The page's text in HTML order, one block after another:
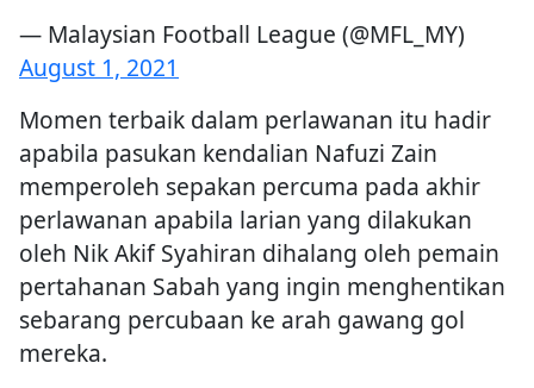
— Malaysian Football League (@MFL_MY)
August 1, 2021
Momen terbaik dalam perlawanan itu hadir
apabila pasukan kendalian Nafuzi Zain
memperoleh sepakan percuma pada akhir
perlawanan apabila larian yang dilakukan
oleh Nik Akif Syahiran dihalang oleh pemain
pertahanan Sabah yang ingin menghentikan
sebarang percubaan ke arah gawang gol
mereka.